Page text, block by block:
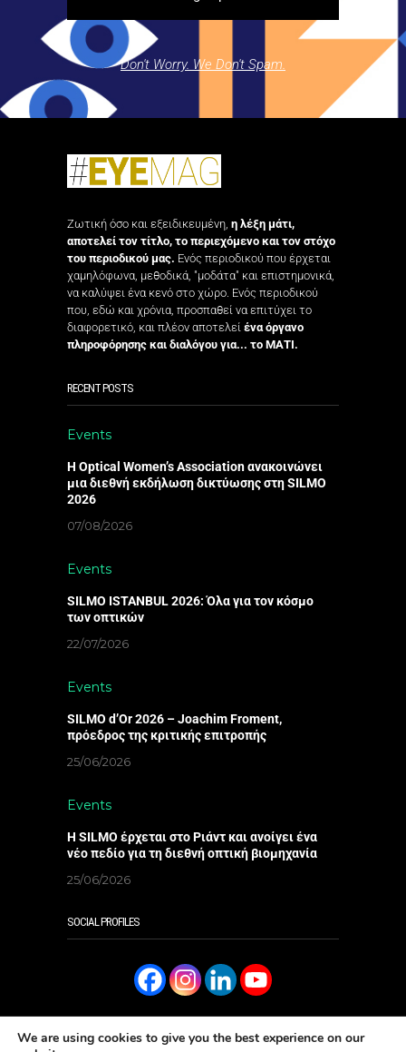
Don't Worry. We Don't Spam.
Ζωτική όσο και εξειδικευμένη, η λέξη μάτι,
αποτελεί τον τίτλο, το περιεχόμενο και τον στόχο
του περιοδικού μας. Ενός περιοδικού που έρχεται
χαμηλόφωνα, μεθοδικά, "μοδάτα" και επιστημονικά,
να καλύψει ένα κενό στο χώρο. Ενός περιοδικού
που, εδώ και χρόνια, προσπαθεί να επιτύχει το
διαφορετικό, και πλέον αποτελεί ένα όργανο
πληροφόρησης και διαλόγου για... το ΜΑΤΙ.
RECENT POSTS
Events
Η Optical Women’s Association ανακοινώνει
μια διεθνή εκδήλωση δικτύωσης στη SILMO
2026
07/08/2026
Events
SILMO ISTANBUL 2026: Όλα για τον κόσμο
των οπτικών
22/07/2026
Events
SILMO d’Or 2026 – Joachim Froment,
πρόεδρος της κριτικής επιτροπής
25/06/2026
Events
Η SILMO έρχεται στο Ριάντ και ανοίγει ένα
νέο πεδίο για τη διεθνή οπτική βιομηχανία
25/06/2026
SOCIAL PROFILES
We are using cookies to give you the best experience on our